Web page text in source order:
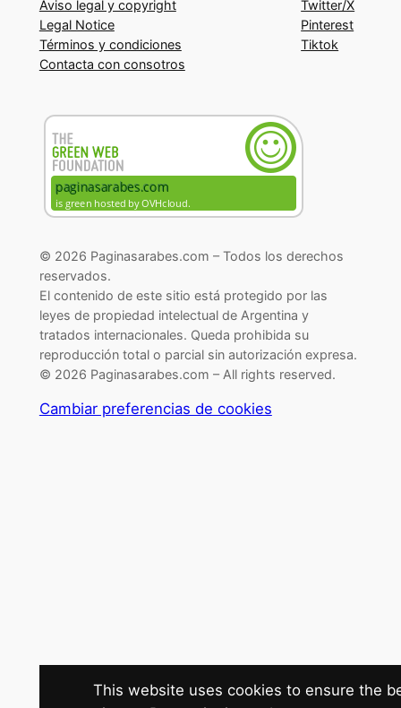
Aviso legal y copyright
Legal Notice
Términos y condiciones
Contacta con consotros
Twitter/X
Pinterest
Tiktok
© 2026 Paginasarabes.com – Todos los derechos
reservados.
El contenido de este sitio está protegido por las
leyes de propiedad intelectual de Argentina y
tratados internacionales. Queda prohibida su
reproducción total o parcial sin autorización expresa.
© 2026 Paginasarabes.com – All rights reserved.
This website uses cookies to ensure the
Cambiar preferencias de cookies